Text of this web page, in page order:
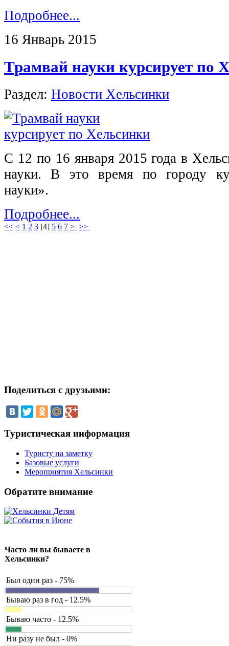
Подробнее...
16 Январь 2015
Трамвай науки курсирует по
Раздел: Новости Хельсинки
С 12 по 16 января 2015 года в
науки. В это время по городу
науки».
Подробнее...
<< < 1 2 3 [4] 5 6 7 > >>
Поделиться с друзьями:
Туристическая информация
Туристу на заметку
Базовые услуги
Мероприятия Хельсинки
Обратите внимание
Часто ли вы бываете в
Хельсинки?
Был один раз - 75%
Бываю раз в год - 12.5%
Бываю часто - 12.5%
Ни разу не был - 0%